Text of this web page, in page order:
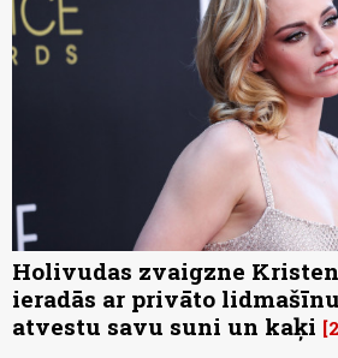
Holivudas zvaigzne
ieradās ar privāto
atvestu savu suni un kaķi 2